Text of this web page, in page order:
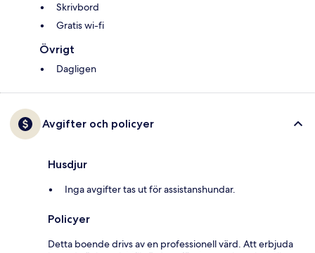
Skrivbord
Gratis wi-fi
Övrigt
Dagligen
Avgifter och policyer
Husdjur
Inga avgifter tas ut för assistanshundar.
Policyer
Detta boende drivs av en professionell värd. Att erbjuda